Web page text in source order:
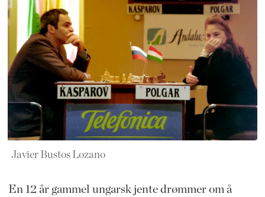
Javier Bustos Lozano
En 12 år gammel ungarsk jente drømmer om å